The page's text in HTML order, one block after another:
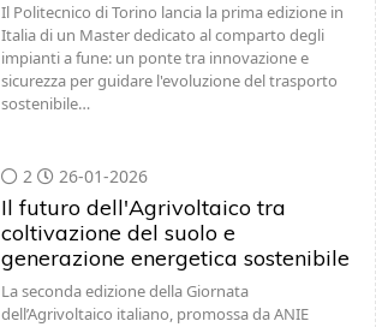
Il Politecnico di Torino lancia la prima edizione in
Italia di un Master dedicato al comparto degli
impianti a fune: un ponte tra innovazione e
sicurezza per guidare l'evoluzione del trasporto
sostenibile…
2 26-01-2026
Il futuro dell'Agrivoltaico tra
coltivazione del suolo e
generazione energetica sostenibile
La seconda edizione della Giornata
dell’Agrivoltaico italiano, promossa da ANIE